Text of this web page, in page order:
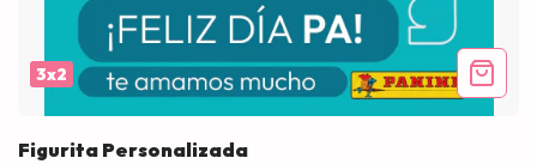
3x2
Figurita Personalizada